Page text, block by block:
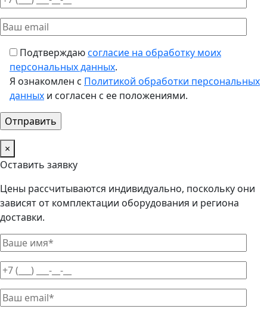
Подтверждаюсогласие на обработку моих
персональных данных.
Я ознакомлен с Политикой обработки персональных
данных и согласен с ее положениями.
×
Оставить заявку
Цены рассчитываются индивидуально, поскольку они
зависят от комплектации оборудования и региона
доставки.